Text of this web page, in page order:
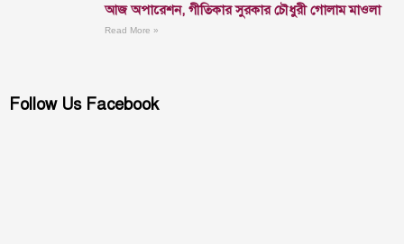
আজ অপারেশন, গীতিকার সুরকার চৌধুরী গোলাম মাওলা
Read More »
Follow Us Facebook